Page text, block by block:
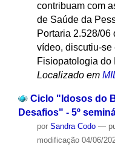
contribuam com
de Saúde da
Portaria 2.528/06
vídeo, discutiu-
Fisiopatologia do
Localizado em
Ciclo "Idosos do
Desafios" - 5º
por Sandra Codo —
modificação04/06/